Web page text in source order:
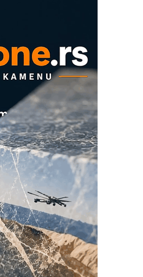
Management
podižu proizvodnju
oblika
za savremena